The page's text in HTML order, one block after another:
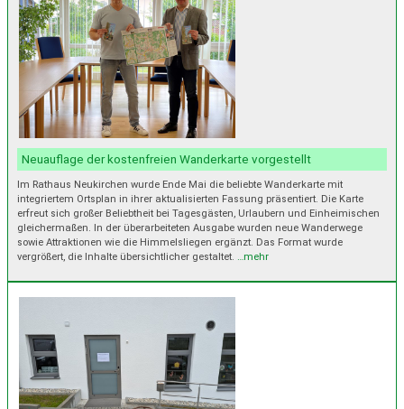
Neuauflage der kostenfreien Wanderkarte vorgestellt
Im Rathaus Neukirchen wurde Ende Mai die beliebte Wanderkarte mit
integriertem Ortsplan in ihrer aktualisierten Fassung präsentiert. Die Karte
erfreut sich großer Beliebtheit bei Tagesgästen, Urlaubern und Einheimischen
gleichermaßen. In der überarbeiteten Ausgabe wurden neue Wanderwege
sowie Attraktionen wie die Himmelsliegen ergänzt. Das Format wurde
vergrößert, die Inhalte übersichtlicher gestaltet. …mehr